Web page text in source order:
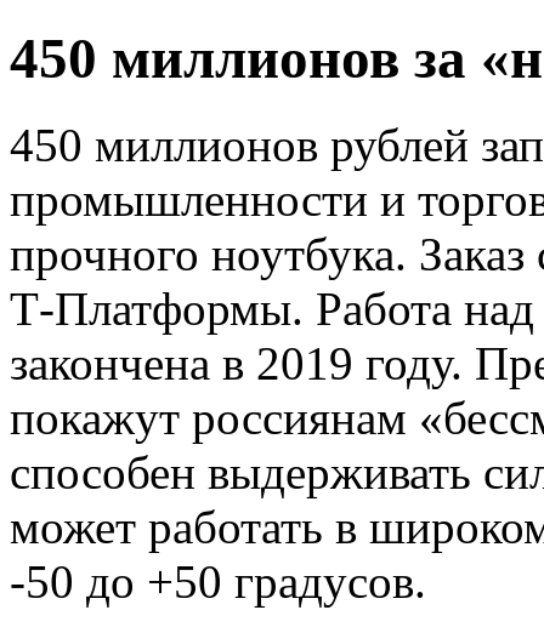
450 миллионов за
450 миллионов рублей
промышленности и
прочного ноутбука.
Т-Платформы. Работа
закончена в 2019 году.
покажут россиянам
способен выдерживать
может работать в
-50 до +50 градусов.